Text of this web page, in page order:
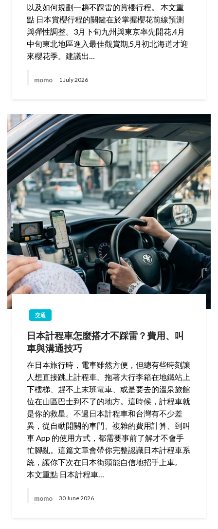
以及如何規劃一趟不踩雷的賞櫻行程。 本文重
點 日本賞櫻行程的關鍵在於掌握櫻花前線預測
與彈性調整。3月下旬九州與東京率先開花,4月
中旬東北地區進入最佳觀賞期,5月初北海道才迎
來櫻花季。建議出…
momo 1 July 2026
交通
日本計程車怎麼搭才不踩雷？費用、叫
車與溝通技巧
在日本旅行時，電車雖然方便，但總有些時刻讓
人想直接跳上計程車。拖著大行李箱在地鐵站上
下樓梯、趕不上末班電車、或是要去的溫泉旅館
位在山區巴士到不了的地方。這時候，計程車就
是你的救星。不過日本計程車和台灣有不少差
異，從自動開關的車門、複雜的費用計算、到叫
車 App 的使用方式，都需要事前了解才不會手
忙腳亂。這篇文章會帶你完整認識日本計程車系
統，讓你下次在日本街頭能自信地招手上車。
本文重點 日本計程車…
momo 30 June 2026